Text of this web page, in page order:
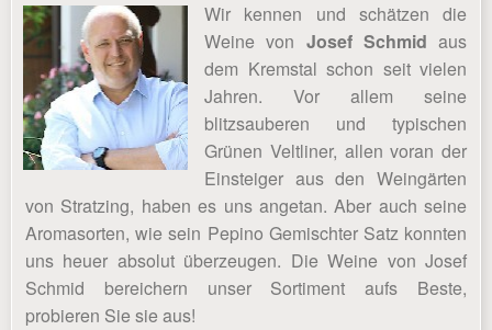
Wir kennen und schätzen die
Weine von Josef Schmid aus
dem Kremstal schon seit vielen
Jahren. Vor allem seine
blitzsauberen und typischen
Grünen Veltliner, allen voran der
Einsteiger aus den Weingärten
von Stratzing, haben es uns angetan. Aber auch seine
Aromasorten, wie sein Pepino Gemischter Satz konnten
uns heuer absolut überzeugen. Die Weine von Josef
Schmid bereichern unser Sortiment aufs Beste,
probieren Sie sie aus!